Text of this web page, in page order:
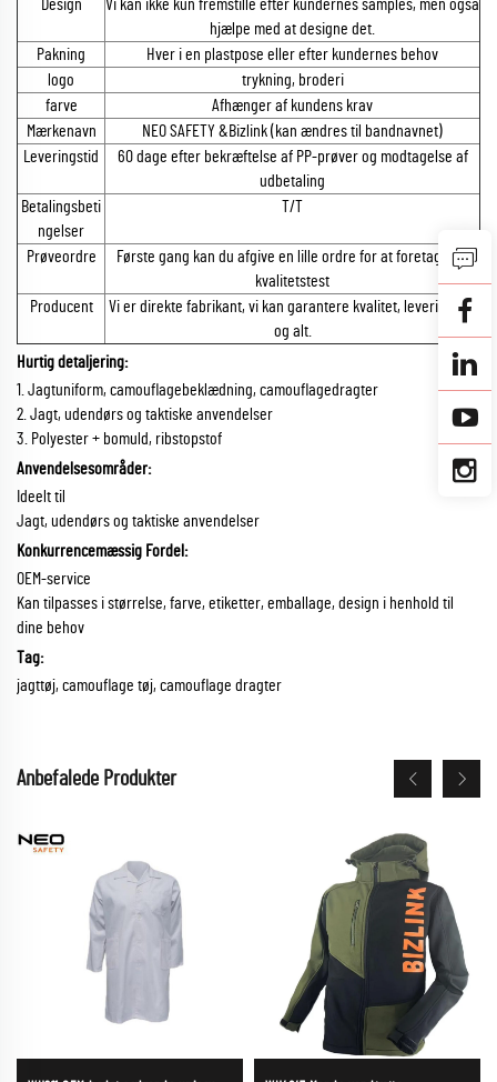
Design
Vi kan ikke kun fremstille efter kundernes samples, men også
hjælpe med at designe det.
Pakning
Hver i en plastpose eller efter kundernes behov
logo
trykning, broderi
farve
Afhænger af kundens krav
Mærkenavn
NEO SAFETY &Bizlink (kan ændres til bandnavnet)
Leveringstid
60 dage efter bekræftelse af PP-prøver og modtagelse af
udbetaling
Betalingsbeti
ngelser
T/T
Prøveordre
Første gang kan du afgive en lille ordre for at foretage en
kvalitetstest
Producent
Vi er direkte fabrikant, vi kan garantere kvalitet, leveringstid
og alt.
Hurtig detaljering:
1. Jagtuniform, camouflagebeklædning, camouflagedragter
2. Jagt, udendørs og taktiske anvendelser
3. Polyester + bomuld, ribstopstof
Anvendelsesområder:
Ideelt til
Jagt, udendørs og taktiske anvendelser
Konkurrencemæssig Fordel:
OEM-service
Kan tilpasses i størrelse, farve, etiketter, emballage, design i henhold til
dine behov
Tag:
jagttøj, camouflage tøj, camouflage dragter
Anbefalede Produkter